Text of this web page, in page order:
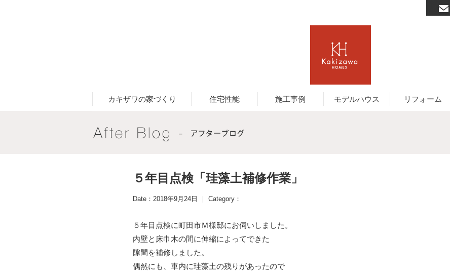
カキザワの家づくり 住宅性能 施工事例 モデルハウス リフォーム
５年目点検「珪藻土補修作業」
Date：2018年9月24日 ｜ Category：
５年目点検に町田市Ｍ様邸にお伺いしました。
内壁と床巾木の間に伸縮によってできた
隙間を補修しました。
偶然にも、車内に珪藻土の残りがあったので